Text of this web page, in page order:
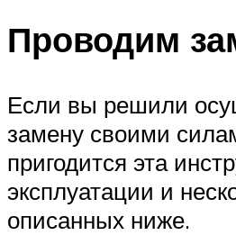
Проводим
Если вы решили
замену своими
пригодится эта
эксплуатации и
описанных ниже.